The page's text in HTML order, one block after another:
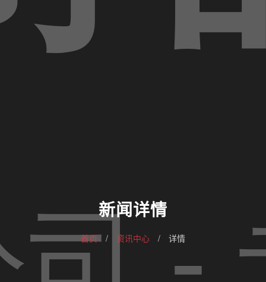
新闻详情
首页 / 资讯中心 / 详情